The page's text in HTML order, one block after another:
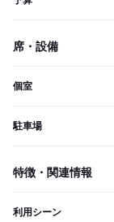
席・設備
個室
駐車場
特徴・関連情報
利用シーン